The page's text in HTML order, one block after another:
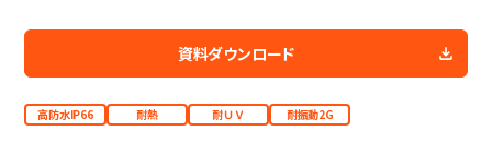
日本語 English 中文
サイト内検索
資料ダウンロード
高防水IP66 耐熱 耐ＵＶ 耐振動2G